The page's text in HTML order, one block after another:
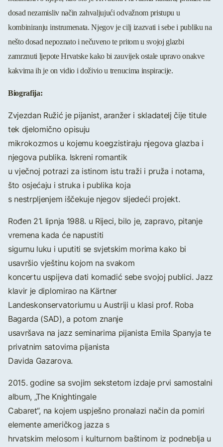
dosad nezamisliv način zahvaljujući odvažnom pristupu u
kombiniranju instrumenata. Njegov je cilj izazvati i sebe i publiku na
nešto dosad nepoznato i nečuveno te pritom u svojoj glazbi
zamrznuti ljepote Hrvatske kako bi zauvijek ostale upravo onakve
kakvima ih je on vidio i doživio u trenucima inspiracije.
Biografija:
Zvjezdan Ružić je pijanist, aranžer i skladatelj čije titule
tek djelomično opisuju
mikrokozmos u kojemu koegzistiraju njegova glazba i
njegova publika. Iskreni romantik
u vječnoj potrazi za istinom istu traži i pruža i notama,
što osjećaju i struka i publika koja
s nestrpljenjem iščekuje njegov sljedeći projekt.
Rođen 21. lipnja 1988. u Rijeci, bilo je, zapravo, pitanje
vremena kada će napustiti
sigurnu luku i uputiti se svjetskim morima kako bi
usavršio vještinu kojom na svakom
koncertu uspijeva dati komadić sebe svojoj publici. Jazz
klavir je diplomirao na Kärtner
Landeskonservatoriumu u Austriji u klasi prof. Roba
Bagarda (SAD), a potom znanje
usavršava na jazz seminarima pijanista Emila Spanyja te
privatnim satovima pijanista
Davida Gazarova.
2015. godine sa svojim sekstetom izdaje prvi samostalni
album, „The Knightingale
Cabaret“, na kojem uspješno pronalazi način da pomiri
elemente američkog jazza s
hrvatskim melosom i kulturnom baštinom iz podneblja u